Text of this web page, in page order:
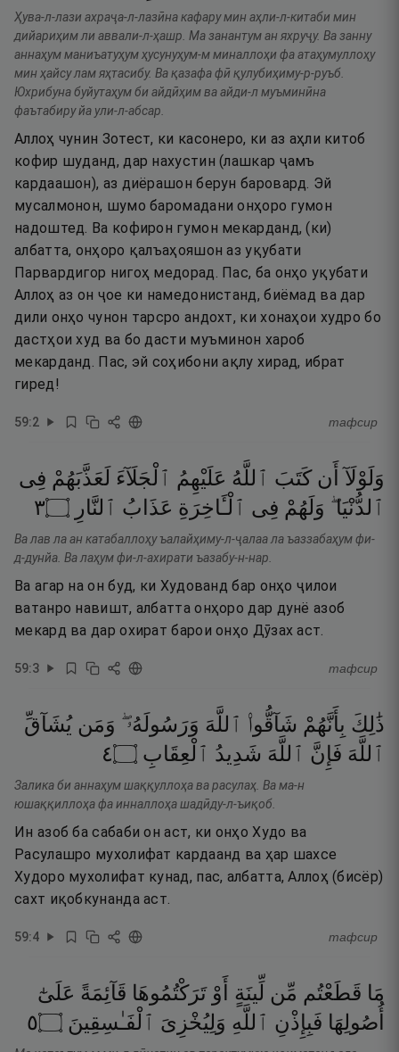
Ҳува-л-лази ахраҷа-л-лазӣна кафару мин аҳли-л-китаби мин
дийариҳим ли аввали-л-ҳашр. Ма занантум ан яхруҷу. Ва занну
аннаҳум маниъатуҳум ҳусунуҳум-м миналлоҳи фа атаҳумуллоҳу
мин ҳайсу лам яҳтасибу. Ва қазафа фӣ қулубиҳиму-р-руъб.
Юхрибуна буйутаҳум би айдӣҳим ва айди-л муъминӣна
фаътабиру йа ули-л-абсар.
Аллоҳ чунин Зотест, ки касонеро, ки аз аҳли китоб
кофир шуданд, дар нахустин (лашкар ҷамъ
кардаашон), аз диёрашон берун баровард. Эй
мусалмонон, шумо баромадани онҳоро гумон
надоштед. Ва кофирон гумон мекарданд, (ки)
албатта, онҳоро қалъаҳояшон аз уқубати
Парвардигор нигоҳ медорад. Пас, ба онҳо уқубати
Аллоҳ аз он ҷое ки намедонистанд, биёмад ва дар
дили онҳо чунон тарсро андохт, ки хонаҳои худро бо
дастҳои худ ва бо дасти муъминон хароб
мекарданд. Пас, эй соҳибони ақлу хирад, ибрат
гиред!
59:2 тафсир
وَلَوْلَآ أَن كَتَبَ ٱللَّهُ عَلَيْهِمُ ٱلْجَلَآءَ لَعَذَّبَهُمْ فِى
ٱلدُّنْيَا ۖ وَلَهُمْ فِى ٱلْـَٔاخِرَةِ عَذَابُ ٱلنَّارِ ۝٣
Ва лав ла ан катабаллоҳу ъалайҳиму-л-ҷалаа ла ъаззабаҳум фи-
д-дунйа. Ва лаҳум фи-л-ахирати ъазабу-н-нар.
Ва агар на он буд, ки Худованд бар онҳо ҷилои
ватанро навишт, албатта онҳоро дар дунё азоб
мекард ва дар охират барои онҳо Дӯзах аст.
59:3 тафсир
ذَٰلِكَ بِأَنَّهُمْ شَآقُّوا۟ ٱللَّهَ وَرَسُولَهُۥ ۖ وَمَن يُشَآقِّ
ٱللَّهَ فَإِنَّ ٱللَّهَ شَدِيدُ ٱلْعِقَابِ ۝٤
Залика би аннаҳум шаққуллоҳа ва расулаҳ. Ва ма-н
юшаққиллоҳа фа инналлоҳа шадӣду-л-ъиқоб.
Ин азоб ба сабаби он аст, ки онҳо Худо ва
Расулашро мухолифат кардаанд ва ҳар шахсе
Худоро мухолифат кунад, пас, албатта, Аллоҳ (бисёр)
сахт иқобкунанда аст.
59:4 тафсир
مَا قَطَعْتُم مِّن لِّينَةٍ أَوْ تَرَكْتُمُوهَا قَآئِمَةً عَلَىٰٓ
أُصُولِهَا فَبِإِذْنِ ٱللَّهِ وَلِيُخْزِىَ ٱلْفَـٰسِقِينَ ۝٥